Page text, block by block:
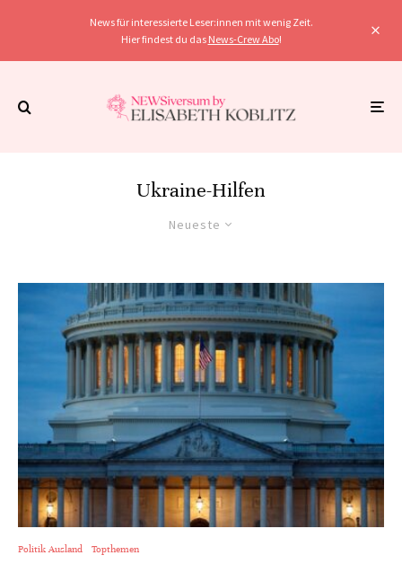
News für interessierte Leser:innen mit wenig Zeit.
Hier findest du das News-Crew Abo!
Ukraine-Hilfen
Neueste
Politik Ausland Topthemen